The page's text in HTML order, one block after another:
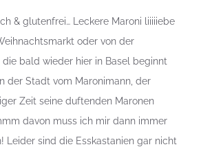
& glutenfrei… Leckere Maroni liiiiiebe
oder von der
die bald wieder hier in Basel beginnt
der Stadt vom Maronimann, der
Zeit seine duftenden Maronen
davon muss ich mir dann immer
Leider sind die Esskastanien gar nicht